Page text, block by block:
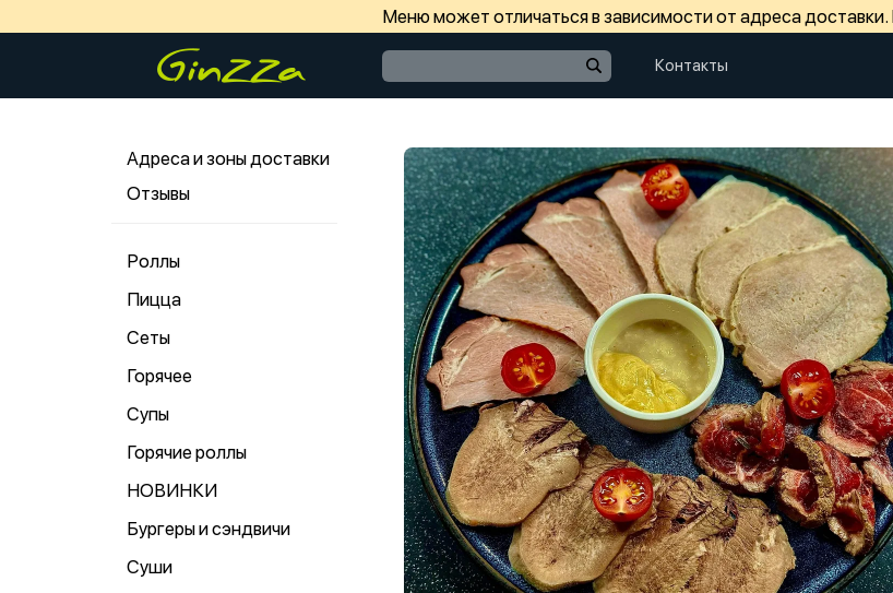
Меню может отличаться в зависимости от адреса
Контакты
Адреса и зоны доставки
Отзывы
Роллы
Пицца
Сеты
Горячее
Супы
Горячие роллы
НОВИНКИ
Бургеры и сэндвичи
Суши